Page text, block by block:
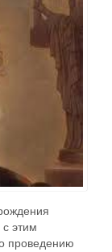
этим
проведению